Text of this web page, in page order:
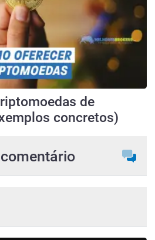
de
concretos)